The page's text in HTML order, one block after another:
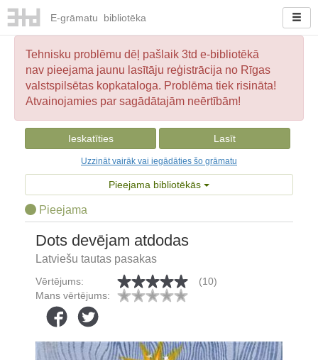
E-grāmatu bibliotēka
Tehnisku problēmu dēļ pašlaik 3td e-bibliotēkā
nav pieejama jaunu lasītāju reģistrācija no Rīgas
valstspilsētas kopkataloga. Problēma tiek risināta!
Atvainojamies par sagādātajām neērtībām!
Ieskatīties Lasīt
Uzzināt vairāk vai iegādāties šo grāmatu
Pieejama bibliotēkās
Pieejama
Dots devējam atdodas
Latviešu tautas pasakas
Vērtējums:
(10)
Mans vērtējums: